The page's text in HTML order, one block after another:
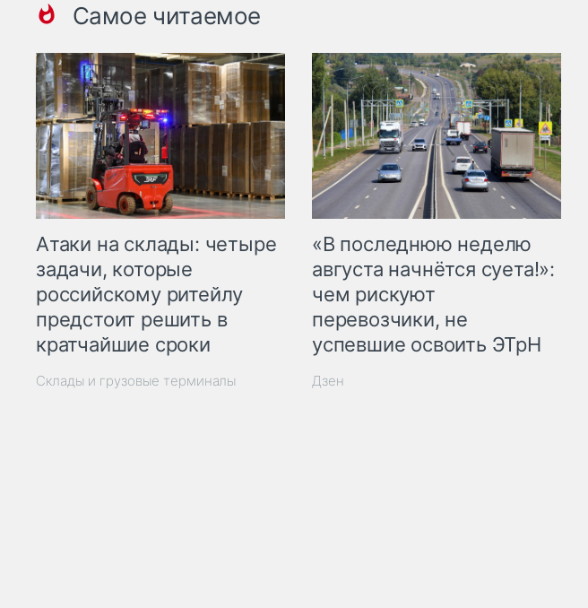
Самое читаемое
Атаки на склады: четыре
задачи, которые
российскому ритейлу
предстоит решить в
кратчайшие сроки
Склады и грузовые терминалы
«В последнюю неделю
августа начнётся суета!»:
чем рискуют
перевозчики, не
успевшие освоить ЭТрН
Дзен